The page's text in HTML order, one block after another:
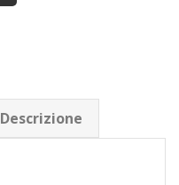
Descrizione